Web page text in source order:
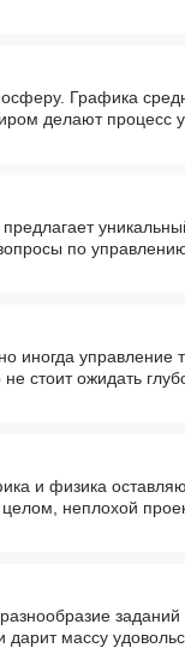
Графика
делают процесс
по
иногда управление
стоит ожидать
и физика
неплохой
заданий
массу